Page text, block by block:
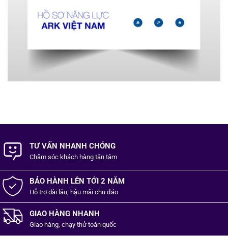
TƯ VẤN NHANH CHÓNG
Chăm sóc khách hàng tận tâm
BẢO HÀNH LÊN TỚI 2 NĂM
Hỗ trợ dài lâu, hậu mãi chu đáo
GIAO HÀNG NHANH
Giao hàng, chạy thử toàn quốc